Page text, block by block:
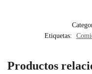
Etiquetas:
Productos